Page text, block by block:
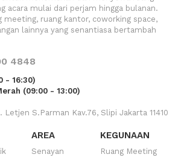
acara mulai dari perjam hingga bulanan.
meeting, ruang kantor, coworking space,
lainnya yang senantiasa bertambah
4848
- 16:30)
(09:00 - 13:00)
S.Parman Kav.76, Slipi Jakarta 11410
AREA
Senayan
KEGUNAAN
Ruang Meeting